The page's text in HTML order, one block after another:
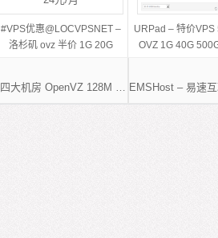
#VPS优惠@LOCVPSNET –
洛杉矶 ovz 半价 1G 20G
URPad – 特价VPS
OVZ 1G 40G
sshVM – 季付6美元 四大机房 OpenVZ 128M 10GB 150GB